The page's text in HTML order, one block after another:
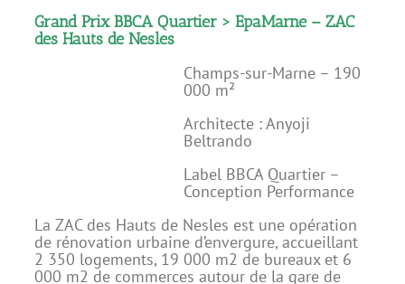
Grand Prix BBCA Quartier > EpaMarne – ZAC
des Hauts de Nesles
Champs-sur-Marne – 190
000 m²
Architecte : Anyoji
Beltrando
Label BBCA Quartier –
Conception Performance
La ZAC des Hauts de Nesles est une opération
de rénovation urbaine d’envergure, accueillant
2 350 logements, 19 000 m2 de bureaux et 6
000 m2 de commerces autour de la gare de